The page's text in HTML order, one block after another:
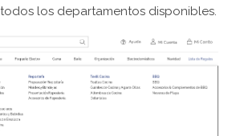
los departamentos disponibles.